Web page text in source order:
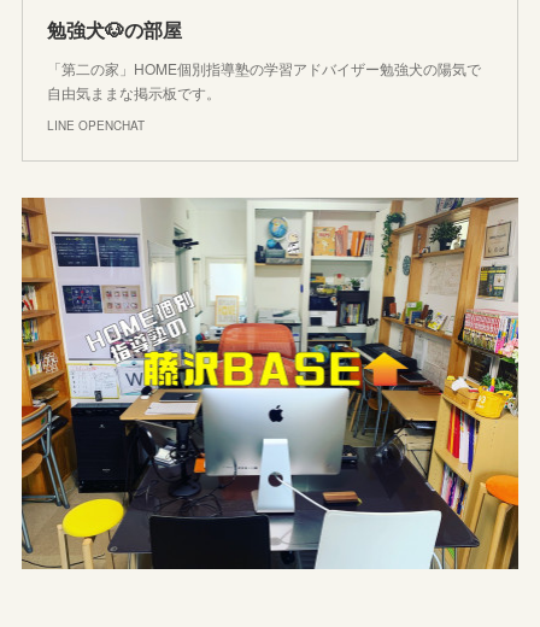
勉強犬🐶の部屋
「第二の家」HOME個別指導塾の学習アドバイザー勉強犬の陽気で
自由気ままな掲示板です。
LINE OPENCHAT